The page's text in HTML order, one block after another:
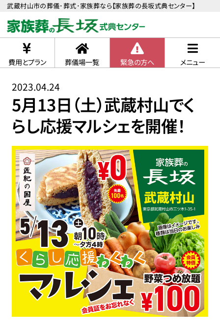
武蔵村山市の葬儀･葬式･家族葬なら【家族葬の長坂式典センター】
費用とプラン 葬儀場一覧 緊急の方へ メニュー
2023.04.24
5月13日（土）武蔵村山でく
らし応援マルシェを開催！